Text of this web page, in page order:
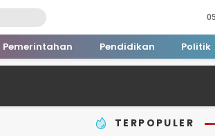
Pemerintahan Pendidikan Politik
TERPOPULER